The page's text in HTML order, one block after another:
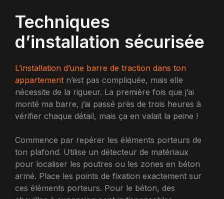
Techniques
d’installation sécurisée
L’installation d’une barre de traction dans ton
appartement n’est pas compliquée, mais elle
nécessite de la rigueur. La première fois que j’ai
monté ma barre, j’ai passé près de trois heures à
vérifier chaque détail, mais ça en valait la peine !
Commence par repérer les éléments porteurs de
ton plafond. Utilise un détecteur de matériaux
pour localiser les poutres ou les zones en béton
armé. Place les points de fixation exactement sur
ces éléments porteurs. Pour le béton, des